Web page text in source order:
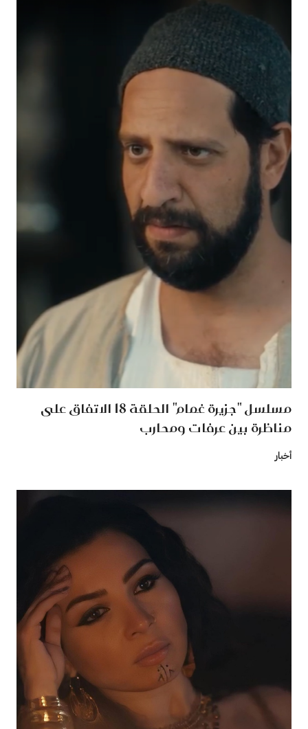
مسلسل "جزيرة غمام" الحلقة 18 الاتفاق على
مناظرة بين عرفات ومحارب
أخبار